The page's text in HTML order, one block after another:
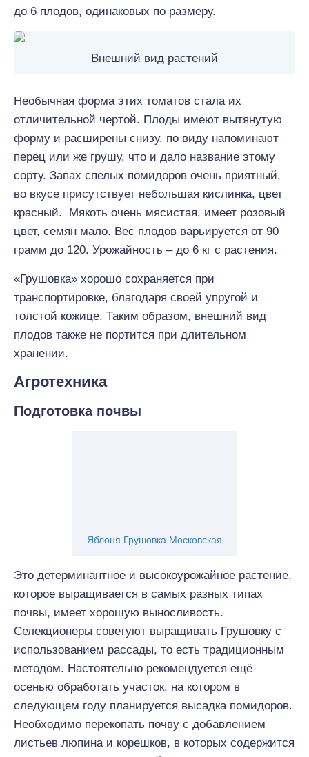
до 6 плодов, одинаковых по размеру.
Внешний вид растений
Необычная форма этих томатов стала их
отличительной чертой. Плоды имеют вытянутую
форму и расширены снизу, по виду напоминают
перец или же грушу, что и дало название этому
сорту. Запах спелых помидоров очень приятный,
во вкусе присутствует небольшая кислинка, цвет
красный. Мякоть очень мясистая, имеет розовый
цвет, семян мало. Вес плодов варьируется от 90
грамм до 120. Урожайность – до 6 кг с растения.
«Грушовка» хорошо сохраняется при
транспортировке, благодаря своей упругой и
толстой кожице. Таким образом, внешний вид
плодов также не портится при длительном
хранении.
Агротехника
Подготовка почвы
Яблоня Грушовка Московская
Это детерминантное и высокоурожайное растение,
которое выращивается в самых разных типах
почвы, имеет хорошую выносливость.
Селекционеры советуют выращивать Грушовку с
использованием рассады, то есть традиционным
методом. Настоятельно рекомендуется ещё
осенью обработать участок, на котором в
следующем году планируется высадка помидоров.
Необходимо перекопать почву с добавлением
листьев люпина и корешков, в которых содержится